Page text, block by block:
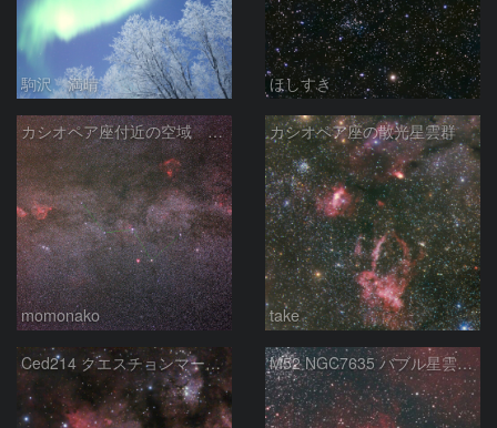
駒沢 満晴 ほしすき
カシオペア座付近の空域 260720
momonako
カシオペア座の散光星雲群
take
Ced214 クエスチョンマーク星雲の“心臓部” M52 NGC7635 バブル星雲 Sh2-159 カシオペア座